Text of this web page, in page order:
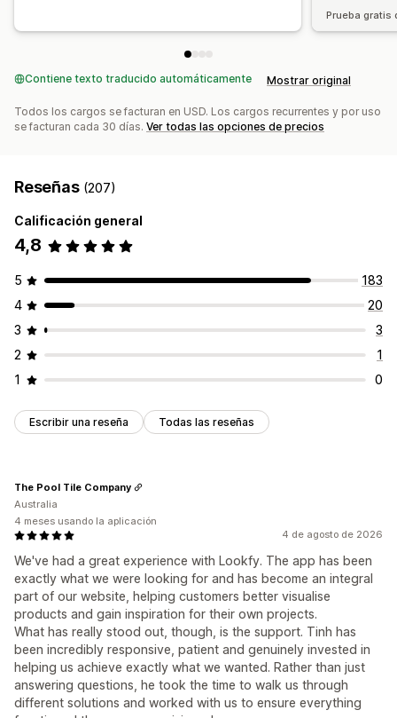
Prueba gratis
Contiene texto traducido automáticamente Mostrar original
Todos los cargos se facturan en USD. Los cargos recurrentes y por uso
se facturan cada 30 días. Ver todas las opciones de precios
Reseñas (207)
Calificación general
4,8
5
183
4
20
3
3
2
1
1
0
Escribir una reseña Todas las reseñas
4 de agosto de 2026
We've had a great experience with Lookfy. The app has been
exactly what we were looking for and has become an integral
part of our website, helping customers better visualise
products and gain inspiration for their own projects.
What has really stood out, though, is the support. Tinh has
been incredibly responsive, patient and genuinely invested in
helping us achieve exactly what we wanted. Rather than just
answering questions, he took the time to walk us through
different solutions and worked with us to ensure everything
The Pool Tile Company
Australia
4 meses usando la aplicación